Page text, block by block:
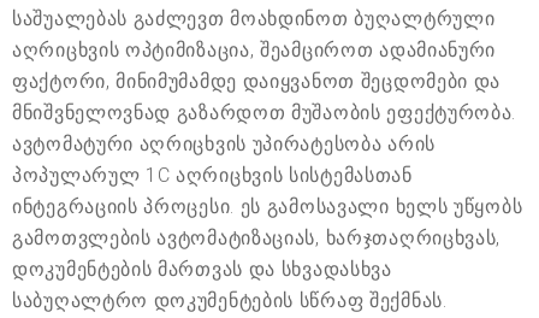
საშუალებას გაძლევთ მოახდინოთ ბუღალტრული
აღრიცხვის ოპტიმიზაცია, შეამციროთ ადამიანური
ფაქტორი, მინიმუმამდე დაიყვანოთ შეცდომები და
მნიშვნელოვნად გაზარდოთ მუშაობის ეფექტურობა.
ავტომატური აღრიცხვის უპირატესობა არის
პოპულარულ 1C აღრიცხვის სისტემასთან
ინტეგრაციის პროცესი. ეს გამოსავალი ხელს უწყობს
გამოთვლების ავტომატიზაციას, ხარჯთაღრიცხვას,
დოკუმენტების მართვას და სხვადასხვა
საბუღალტრო დოკუმენტების სწრაფ შექმნას.